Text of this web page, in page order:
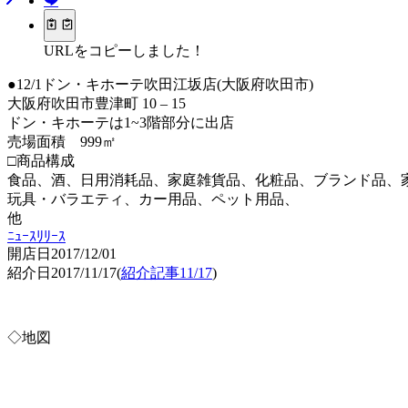
URLをコピーしました！
●12/1ドン・キホーテ吹田江坂店(大阪府吹田市)
大阪府吹田市豊津町 10 – 15
ドン・キホーテは1~3階部分に出店
売場面積 999㎡
□商品構成
食品、酒、日用消耗品、家庭雑貨品、化粧品、ブランド品、
玩具・バラエティ、カー用品、ペット用品、
他
ﾆｭｰｽﾘﾘｰｽ
開店日2017/12/01
紹介日2017/11/17(紹介記事11/17)
◇地図